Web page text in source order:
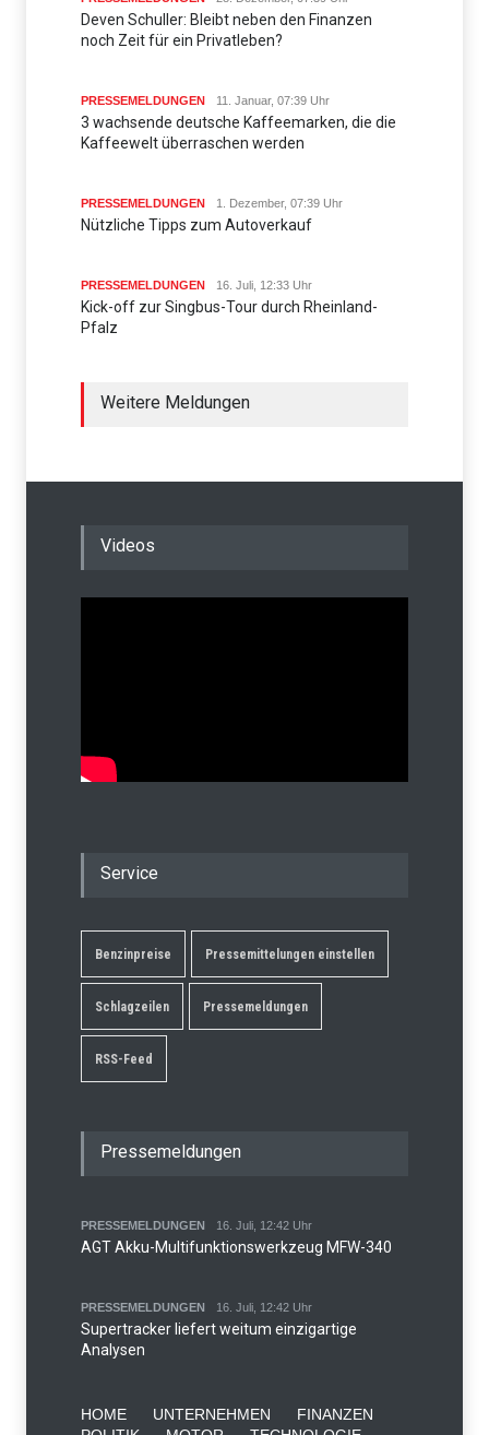
Deven Schuller: Bleibt neben den Finanzen
noch Zeit für ein Privatleben?
PRESSEMELDUNGEN 11. Januar, 07:39 Uhr
3 wachsende deutsche Kaffeemarken, die die
Kaffeewelt überraschen werden
PRESSEMELDUNGEN 1. Dezember, 07:39 Uhr
Nützliche Tipps zum Autoverkauf
PRESSEMELDUNGEN 16. Juli, 12:33 Uhr
Kick-off zur Singbus-Tour durch Rheinland-
Pfalz
Weitere Meldungen
Videos
Service
Benzinpreise Pressemittelungen einstellen
Schlagzeilen Pressemeldungen
RSS-Feed
Pressemeldungen
PRESSEMELDUNGEN 16. Juli, 12:42 Uhr
AGT Akku-Multifunktionswerkzeug MFW-340
PRESSEMELDUNGEN 16. Juli, 12:42 Uhr
Supertracker liefert weitum einzigartige
Analysen
HOME UNTERNEHMEN
FINANZEN